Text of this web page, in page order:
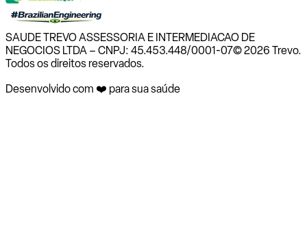
SAUDE TREVO ASSESSORIA E INTERMEDIACAO DE
NEGOCIOS LTDA – CNPJ: 45.453.448/0001-07© 2026 Trevo.
Todos os direitos reservados.
Desenvolvido com ❤️ para sua saúde